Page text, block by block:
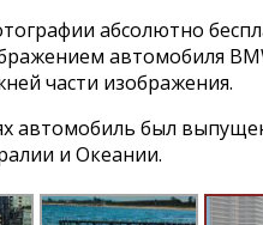
абсолютно
автомобиля
части изображения.
автомобиль был
и Океании.